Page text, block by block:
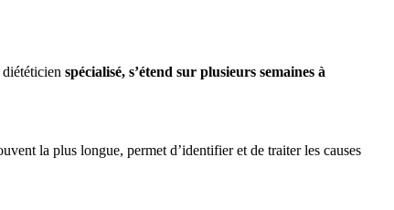
diététicienspécialisé, s’étend sur plusieurs semaines à
la plus longue, permet d’identifier et de traiter les causes